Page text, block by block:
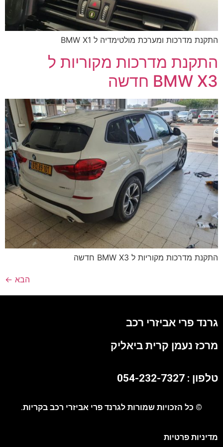
התקנת מדרכות ומערכת מולטימדיה ל BMW X1
התקנת מדרכות מקוריות ל
BMW X3 חדשה
התקנת מדרכות מקוריות ל BMW X3 חדשה
הבא ←
גרנד פרי אביזרי רכב
מרכז נעמן קרית ביאליק
טלפון : 054-232-7327
© כל הזכויות שמורות לגרנד פרי אביזרי רכב בקריות.
מדיניות פרטיות